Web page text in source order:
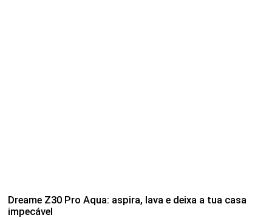
Dreame Z30 Pro Aqua: aspira, lava e deixa a tua casa
impecável